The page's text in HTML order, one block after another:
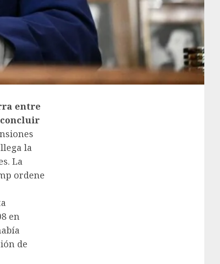
entre
concluir
la
La
ordene
en
de